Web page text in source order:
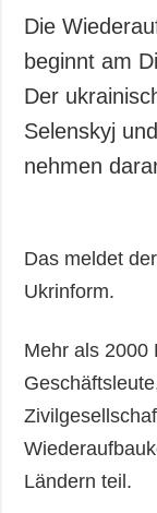
Wirtschaft
Militär
Gesellschaft
ZUSÄTZLICH
Interview
Fotos
Video
Die
beginnt am
Der
Selenskyj
nehmen
Das meldet
Ukrinform.
Mehr als 2000
Ländern teil.